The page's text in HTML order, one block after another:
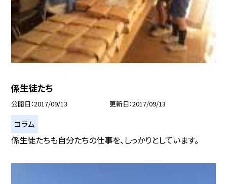
係生徒たち
公開日 2017/09/13 更新日 2017/09/13
コラム
係生徒たちも自分たちの仕事を、しっかりとしています。